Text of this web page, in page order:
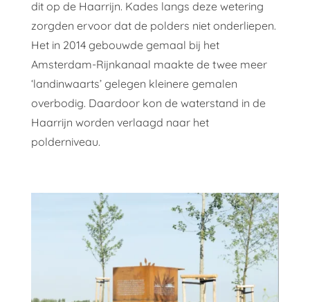
dit op de Haarrijn. Kades langs deze wetering
zorgden ervoor dat de polders niet onderliepen.
Het in 2014 gebouwde gemaal bij het
Amsterdam-Rijnkanaal maakte de twee meer
‘landinwaarts’ gelegen kleinere gemalen
overbodig. Daardoor kon de waterstand in de
Haarrijn worden verlaagd naar het
polderniveau.